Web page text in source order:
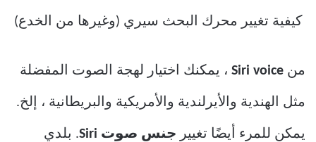
من Siri voice ، يمكنك اختيار لهجة الصوت المفضلة
مثل الهندية والأيرلندية والأمريكية والبريطانية ، إلخ.
يمكن للمرء أيضًا تغيير جنس صوت Siri . بلدي